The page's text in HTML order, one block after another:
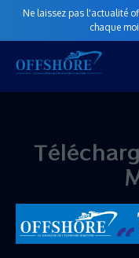
Ne laissez pas l'actualité
chaque